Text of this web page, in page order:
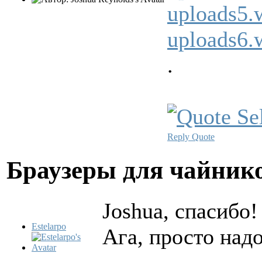
.
Reply Quote
Браузеры для
Estelarpo
Joshua, спасибо!
Ага, просто